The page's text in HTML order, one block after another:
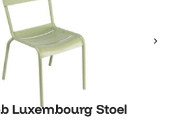
Luxembourg Stoel
Luxembourg Stoel